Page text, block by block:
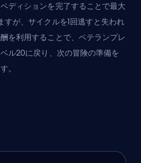
ディションを完了することで最大
すが、サイクルを1回逃すと失われ
を利用することで、ベテランプレ
ル20に戻り、次の冒険の準備を
。